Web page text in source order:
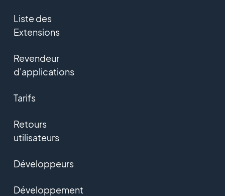
Liste des
Extensions
Revendeur
d'applications
Tarifs
Retours
utilisateurs
Développeurs
Développement